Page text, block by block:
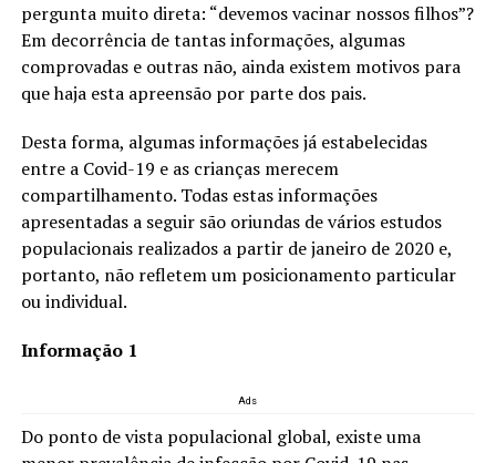
pergunta muito direta: “devemos vacinar nossos filhos”?
Em decorrência de tantas informações, algumas
comprovadas e outras não, ainda existem motivos para
que haja esta apreensão por parte dos pais.
Desta forma, algumas informações já estabelecidas
entre a Covid-19 e as crianças merecem
compartilhamento. Todas estas informações
apresentadas a seguir são oriundas de vários estudos
populacionais realizados a partir de janeiro de 2020 e,
portanto, não refletem um posicionamento particular
ou individual.
Informação 1
Ads
Do ponto de vista populacional global, existe uma